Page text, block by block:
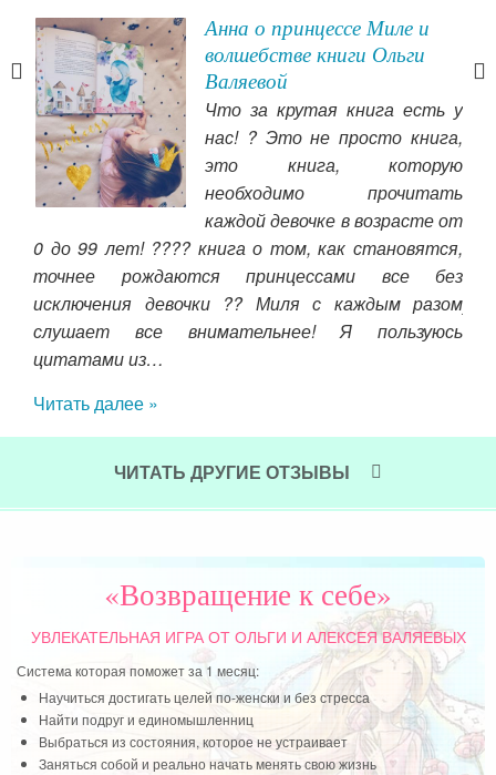
Анна о принцессе Миле и
волшебстве книги Ольги
Валяевой
Что за крутая книга есть у
нас! ? Это не просто книга,
это книга, которую
необходимо прочитать
каждой девочке в возрасте от
0 до 99 лет! ???? книга о том, как становятся,
точнее рождаются принцессами все без
исключения девочки ?? Миля с каждым разом
слушает все внимательнее! Я пользуюсь
цитатами из…
Читать далее »
ЧИТАТЬ ДРУГИЕ ОТЗЫВЫ
«Возвращение к себе»
УВЛЕКАТЕЛЬНАЯ ИГРАОТ ОЛЬГИ И АЛЕКСЕЯ ВАЛЯЕВЫХ
Система которая поможет за 1 месяц:
Научиться достигать целей по-женски и без стресса
Найти подруг и единомышленниц
Выбраться из состояния, которое не устраивает
Заняться собой и реально начать менять свою жизнь